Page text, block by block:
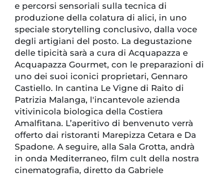
e percorsi sensoriali sulla tecnica di
produzione della colatura di alici, in uno
speciale storytelling conclusivo, dalla voce
degli artigiani del posto. La degustazione
delle tipicità sarà a cura di Acquapazza e
Acquapazza Gourmet, con le preparazioni di
uno dei suoi iconici proprietari, Gennaro
Castiello. In cantina Le Vigne di Raito di
Patrizia Malanga, l'incantevole azienda
vitivinicola biologica della Costiera
Amalfitana. L’aperitivo di benvenuto verrà
offerto dai ristoranti Marepizza Cetara e Da
Spadone. A seguire, alla Sala Grotta, andrà
in onda Mediterraneo, film cult della nostra
cinematografia, diretto da Gabriele